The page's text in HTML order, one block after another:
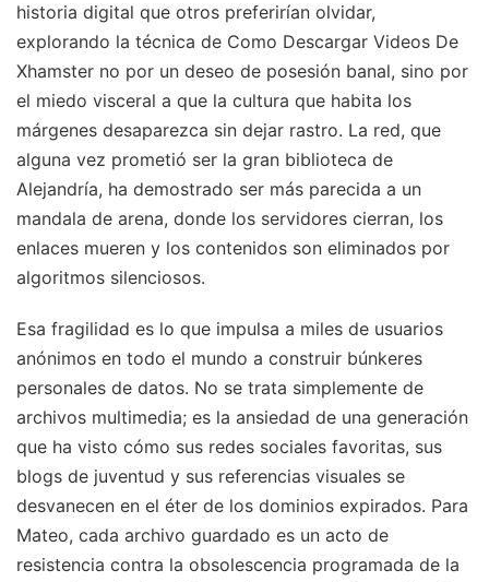
historia digital que otros preferirían olvidar,
explorando la técnica de Como Descargar Videos De
Xhamster no por un deseo de posesión banal, sino por
el miedo visceral a que la cultura que habita los
márgenes desaparezca sin dejar rastro. La red, que
alguna vez prometió ser la gran biblioteca de
Alejandría, ha demostrado ser más parecida a un
mandala de arena, donde los servidores cierran, los
enlaces mueren y los contenidos son eliminados por
algoritmos silenciosos.
Esa fragilidad es lo que impulsa a miles de usuarios
anónimos en todo el mundo a construir búnkeres
personales de datos. No se trata simplemente de
archivos multimedia; es la ansiedad de una generación
que ha visto cómo sus redes sociales favoritas, sus
blogs de juventud y sus referencias visuales se
desvanecen en el éter de los dominios expirados. Para
Mateo, cada archivo guardado es un acto de
resistencia contra la obsolescencia programada de la